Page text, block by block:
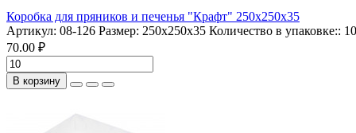
Коробка для пряников и печенья "Крафт" 250х250х35
Артикул: 08-126 Размер: 250х250х35 Количество в упаковке::
70.00 ₽
В корзину